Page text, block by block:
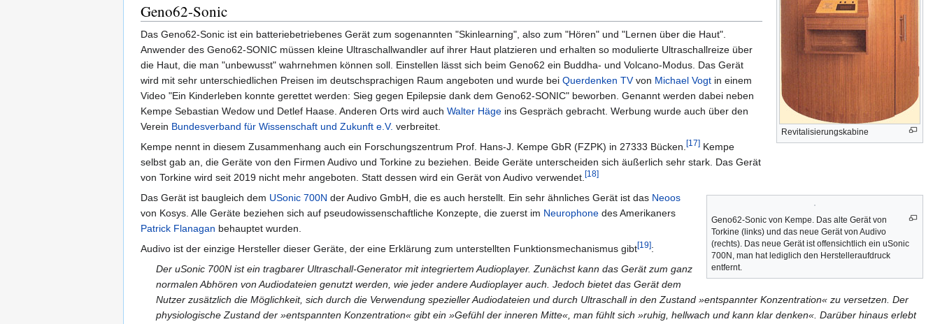
Revitalisierungskabine
Geno62-Sonic
Das Geno62-Sonic ist ein batteriebetriebenes Gerät zum sogenannten "Skinlearning", also zum "Hören" und "Lernen über die Haut".
Anwender des Geno62-SONIC müssen kleine Ultraschallwandler auf ihrer Haut platzieren und erhalten so modulierte Ultraschallreize über
die Haut, die man "unbewusst" wahrnehmen können soll. Einstellen lässt sich beim Geno62 ein Buddha- und Volcano-Modus. Das Gerät
wird mit sehr unterschiedlichen Preisen im deutschsprachigen Raum angeboten und wurde bei Querdenken TVvon Michael Vogt in einem
Video "Ein Kinderleben konnte gerettet werden: Sieg gegen Epilepsie dank dem Geno62-SONIC" beworben. Genannt werden dabei neben
Kempe Sebastian Wedow und Detlef Haase. Anderen Orts wird auch Walter Häge ins Gespräch gebracht. Werbung wurde auch über den
Verein Bundesverband für Wissenschaft und Zukunft e.V. verbreitet.
Kempe nennt in diesem Zusammenhang auch ein Forschungszentrum Prof. Hans-J. Kempe GbR (FZPK) in 27333 Bücken. [17] Kempe
selbst gab an, die Geräte von den Firmen Audivo und Torkine zu beziehen. Beide Geräte unterscheiden sich äußerlich sehr stark. Das Gerät
von Torkine wird seit 2019 nicht mehr angeboten. Statt dessen wird ein Gerät von Audivo verwendet. [18]
Geno62-Sonic von Kempe. Das alte Gerät von
Torkine (links) und das neue Gerät von Audivo
(rechts). Das neue Gerät ist offensichtlich ein uSonic
700N, man hat lediglich den Herstelleraufdruck
entfernt.
Das Gerät ist baugleich dem USonic 700N der Audivo GmbH, die es auch herstellt. Ein sehr ähnliches Gerät ist das Neoos
von Kosys. Alle Geräte beziehen sich auf pseudowissenschaftliche Konzepte, die zuerst im Neurophone des Amerikaners
Patrick Flanagan behauptet wurden.
Audivo ist der einzige Hersteller dieser Geräte, der eine Erklärung zum unterstellten Funktionsmechanismus gibt[19]:
Der uSonic 700N ist ein tragbarer Ultraschall-Generator mit integriertem Audioplayer. Zunächst kann das Gerät zum ganz
normalen Abhören von Audiodateien genutzt werden, wie jeder andere Audioplayer auch. Jedoch bietet das Gerät dem
Nutzer zusätzlich die Möglichkeit, sich durch die Verwendung spezieller Audiodateien und durch Ultraschall in den Zustand »entspannter Konzentration« zu versetzen. Der
physiologische Zustand der »entspannten Konzentration« gibt ein »Gefühl der inneren Mitte«, man fühlt sich »ruhig, hellwach und kann klar denken«. Darüber hinaus erlebt